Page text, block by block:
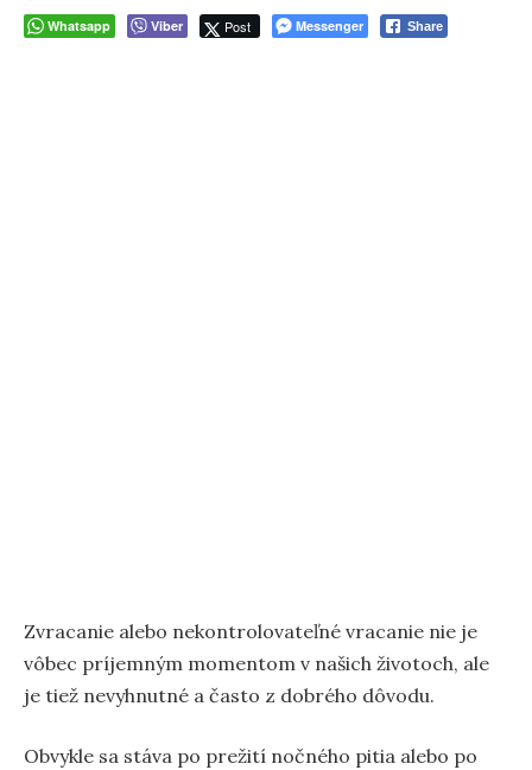
Whatsapp Viber Post Messenger Share
Zvracanie alebo nekontrolovateľné vracanie nie je
vôbec príjemným momentom v našich životoch, ale
je tiež nevyhnutné a často z dobrého dôvodu.
Obvykle sa stáva po prežití nočného pitia alebo po